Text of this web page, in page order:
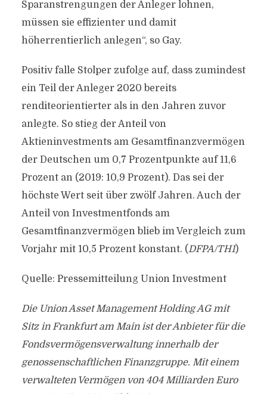
Sparanstrengungen der Anleger lohnen,
müssen sie effizienter und damit
höherrentierlich anlegen“, so Gay.
Positiv falle Stolper zufolge auf, dass zumindest
ein Teil der Anleger 2020 bereits
renditeorientierter als in den Jahren zuvor
anlegte. So stieg der Anteil von
Aktieninvestments am Gesamtfinanzvermögen
der Deutschen um 0,7 Prozentpunkte auf 11,6
Prozent an (2019: 10,9 Prozent). Das sei der
höchste Wert seit über zwölf Jahren. Auch der
Anteil von Investmentfonds am
Gesamtfinanzvermögen blieb im Vergleich zum
Vorjahr mit 10,5 Prozent konstant. (DFPA/TH1)
Quelle: Pressemitteilung Union Investment
Die Union Asset Management Holding AG mit
Sitz in Frankfurt am Main ist der Anbieter für die
Fondsvermögensverwaltung innerhalb der
genossenschaftlichen Finanzgruppe. Mit einem
verwalteten Vermögen von 404 Milliarden Euro